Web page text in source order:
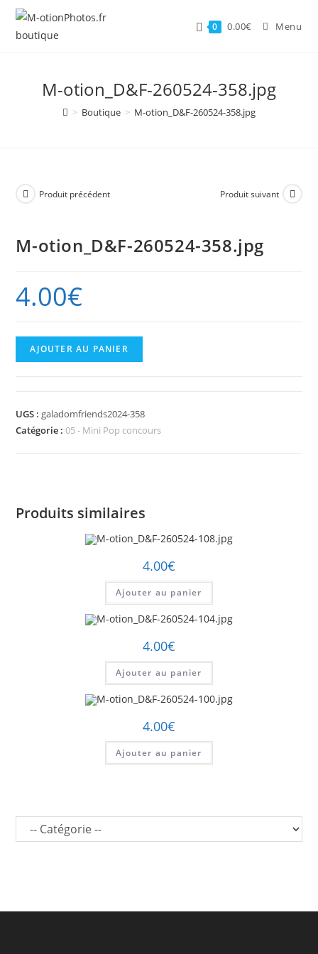
Skip
content
0 0.00€ Menu
M-otion_D&F-260524-358.jpg
> Boutique > M-otion_D&F-260524-358.jpg
Produit précédent Produit suivant
M-otion_D&F-260524-358.jpg
4.00€
quantité
de
260524-
358.jpg
AJOUTER AU PANIER
UGS : galadomfriends2024-358
Catégorie :05 - Mini Pop concours
Produits similaires
4.00€
Ajouter au panier
4.00€
Ajouter au panier
4.00€
Ajouter au panier